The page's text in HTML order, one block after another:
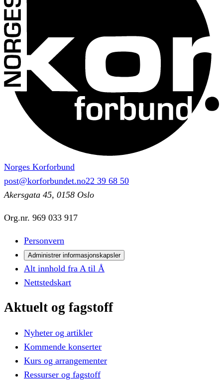
Norges Korforbund
post@korforbundet.no22 39 68 50
Akersgata 45, 0158 Oslo
Org.nr. 969 033 917
Personvern
Administrer informasjonskapsler
Alt innhold fra A til Å
Nettstedskart
Aktuelt og fagstoff
Nyheter og artikler
Kommende konserter
Kurs og arrangementer
Ressurser og fagstoff